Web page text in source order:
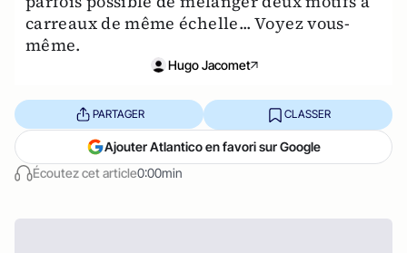
carreaux de même échelle... Voyez vous-
même.
Hugo Jacomet
Écoutez cet article0:00min
PARTAGER CLASSER
Ajouter Atlantico en favori sur Google